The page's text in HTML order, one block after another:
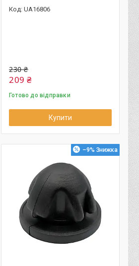
UA16806
230 ₴
209 ₴
Готово до відправки
Купити
–9%